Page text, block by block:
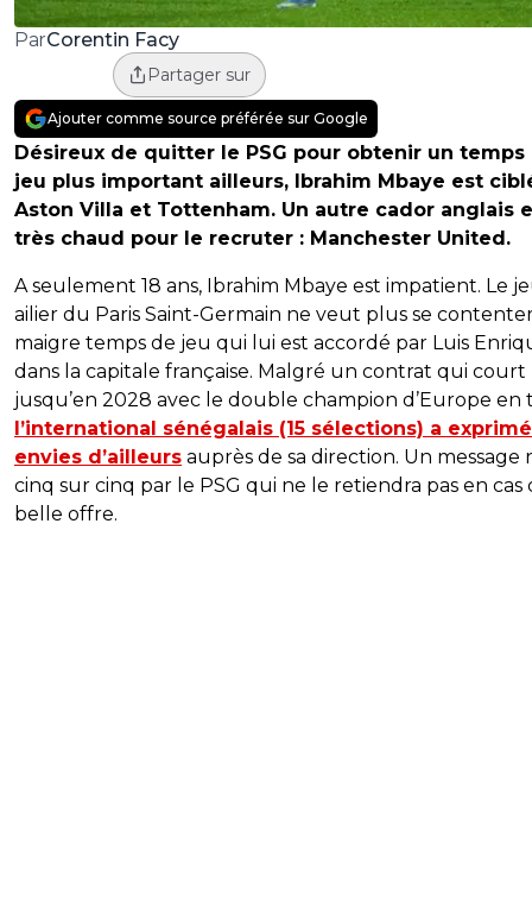
ParCorentin Facy
Partager sur
Ajouter comme source préférée sur Google
Désireux de quitter le PSG pour obtenir un temps
jeu plus important ailleurs, Ibrahim Mbaye est
Aston Villa et Tottenham. Un autre cador anglais
très chaud pour le recruter : Manchester United.
A seulement 18 ans, Ibrahim Mbaye est impatient. Le
ailier du Paris Saint-Germain ne veut plus se
maigre temps de jeu qui lui est accordé par Luis
dans la capitale française. Malgré un contrat qui court
jusqu’en 2028 avec le double champion d’Europe en
l’international sénégalais (15 sélections) a
envies d’ailleurs auprès de sa direction. Un message
cinq sur cinq par le PSG qui ne le retiendra pas en cas
belle offre.